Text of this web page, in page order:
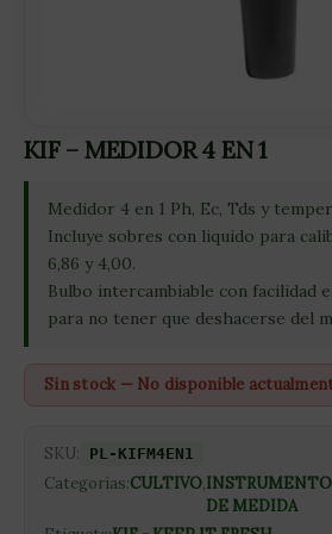
KIF – MEDIDOR 4 EN 1
Medidor 4 en 1 Ph, Ec, Tds y
Incluye sobres con liquido para
6,86 y 4,00.
Bulbo intercambiable con facilidad
para no tener que deshacerse del
Sin stock — No disponible
SKU: PL-KIFM4EN1
Categorías:CULTIVO,
DE MEDIDA